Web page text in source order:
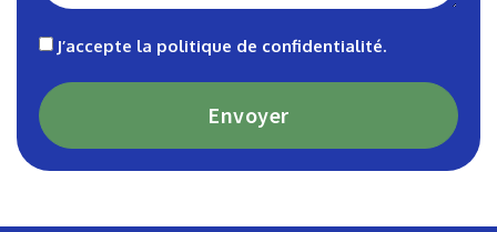
J’accepte la politique de confidentialité.
Envoyer